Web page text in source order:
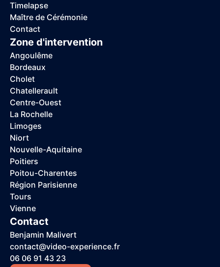
Timelapse
Maître de Cérémonie
Contact
Zone d'intervention
Angoulême
Bordeaux
Cholet
Chatellerault
Centre-Ouest
La Rochelle
Limoges
Niort
Nouvelle-Aquitaine
Poitiers
Poitou-Charentes
Région Parisienne
Tours
Vienne
Contact
Benjamin Malivert
contact@video-experience.fr
06 06 91 43 23